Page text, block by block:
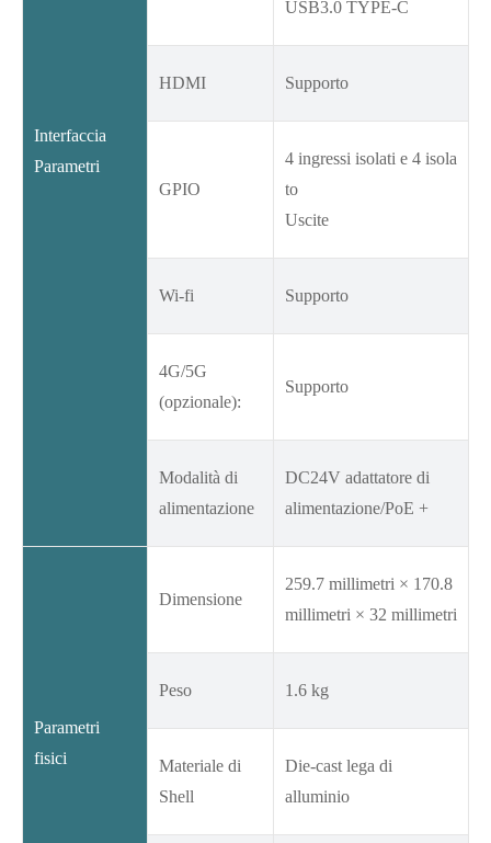
Interfaccia
Parametri
USB3.0 TYPE-C
HDMI Supporto
GPIO
4 ingressi isolati e 4 isola
to
Uscite
Wi-fi Supporto
4G/5G
(opzionale):
Supporto
Modalità di
alimentazione
DC24V adattatore di
alimentazione/PoE +
Parametri
fisici
Dimensione
259.7 millimetri × 170.8
millimetri × 32 millimetri
Peso 1.6 kg
Materiale di
Shell
Die-cast lega di
alluminio